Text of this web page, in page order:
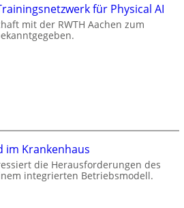
für Physical AI
mit der RWTH Aachen zum
im Krankenhaus
die Herausforderungen des
integrierten Betriebsmodell.